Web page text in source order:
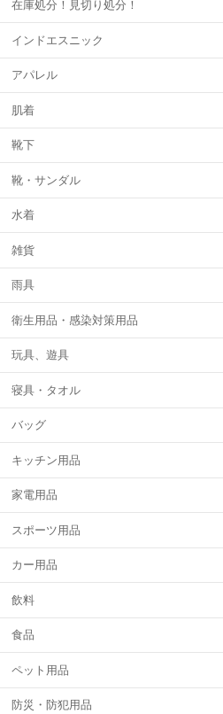
在庫処分！見切り処分！
インドエスニック
アパレル
肌着
靴下
靴・サンダル
水着
雑貨
雨具
衛生用品・感染対策用品
玩具、遊具
寝具・タオル
バッグ
キッチン用品
家電用品
スポーツ用品
カー用品
飲料
食品
ペット用品
防災・防犯用品